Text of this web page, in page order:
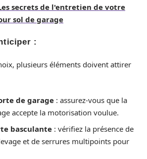
secrets de l'entretien de votre
sol de garage
:
plusieurs éléments doivent attirer
de garage : assurez-vous que la
accepte la motorisation voulue.
basculante : vérifiez la présence de
et de serrures multipoints pour